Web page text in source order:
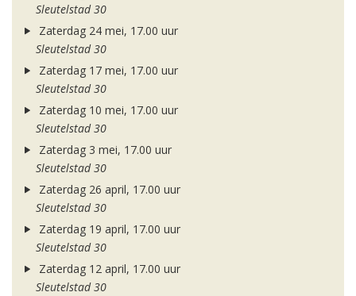
Sleutelstad 30
Zaterdag 24 mei, 17.00 uur
Sleutelstad 30
Zaterdag 17 mei, 17.00 uur
Sleutelstad 30
Zaterdag 10 mei, 17.00 uur
Sleutelstad 30
Zaterdag 3 mei, 17.00 uur
Sleutelstad 30
Zaterdag 26 april, 17.00 uur
Sleutelstad 30
Zaterdag 19 april, 17.00 uur
Sleutelstad 30
Zaterdag 12 april, 17.00 uur
Sleutelstad 30